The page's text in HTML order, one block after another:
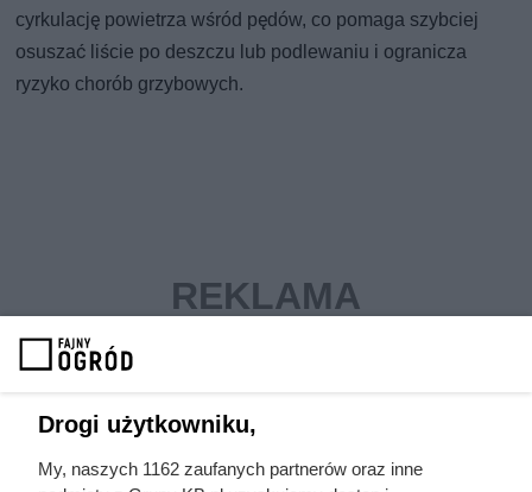
cyrkulację powietrza wśród pędów, co pomaga szybciej
osuszać liście po deszczu lub podlewaniu i ogranicza
ryzyko chorób grzybowych.
Drogi użytkowniku,
My, naszych 1162 zaufanych partnerów oraz inne